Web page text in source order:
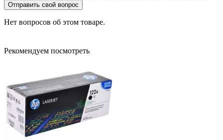
Отправить свой вопрос
Нет вопросов об этом товаре.
Рекомендуем посмотреть